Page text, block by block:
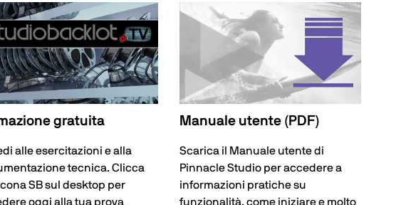
gratuita
alle esercitazioni e alla
tecnica. Clicca
SB sul desktop per
oggi alla tua prova
Manuale utente (PDF)
Scarica il Manuale utente di
Pinnacle Studio per accedere a
informazioni pratiche su
funzionalità, come iniziare e molto